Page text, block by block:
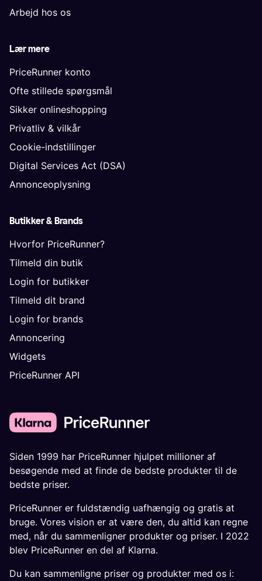
Arbejd hos os
Lær mere
PriceRunner konto
Ofte stillede spørgsmål
Sikker onlineshopping
Privatliv & vilkår
Cookie-indstillinger
Digital Services Act (DSA)
Annonceoplysning
Butikker & Brands
Hvorfor PriceRunner?
Tilmeld din butik
Login for butikker
Tilmeld dit brand
Login for brands
Annoncering
Widgets
PriceRunner API
Siden 1999 har PriceRunner hjulpet millioner af
besøgende med at finde de bedste produkter til de
bedste priser.
PriceRunner er fuldstændig uafhængig og gratis at
bruge. Vores vision er at være den, du altid kan regne
med, når du sammenligner produkter og priser. I 2022
blev PriceRunner en del af Klarna.
Du kan sammenligne priser og produkter med os i: